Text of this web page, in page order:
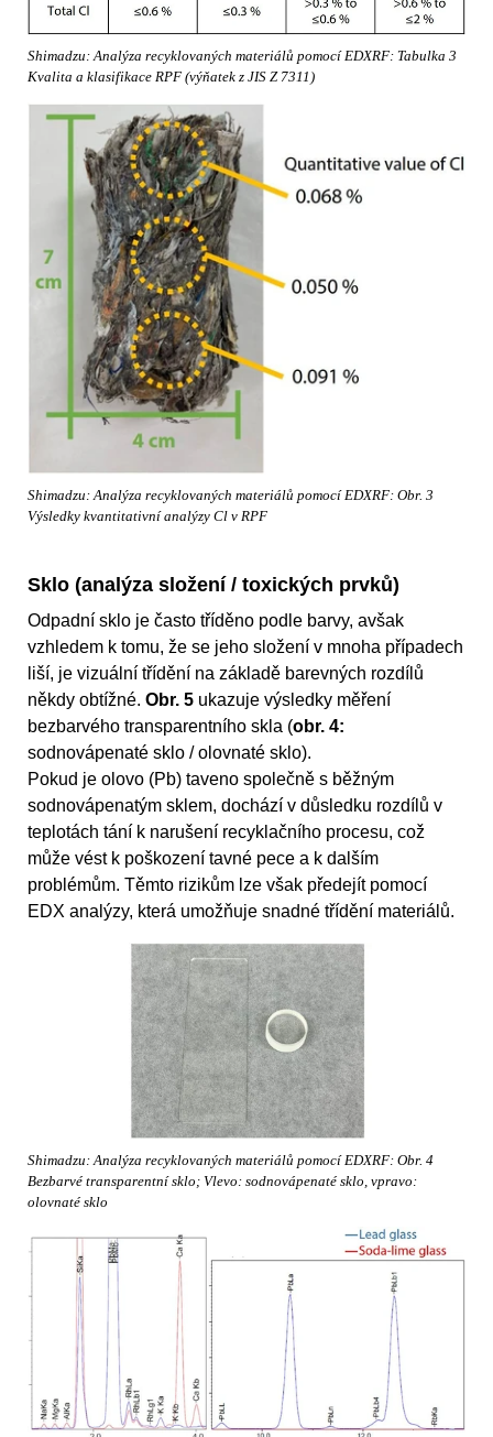
Shimadzu: Analýza recyklovaných materiálů pomocí EDXRF: Tabulka 3
Kvalita a klasifikace RPF (výňatek z JIS Z 7311)
Shimadzu: Analýza recyklovaných materiálů pomocí EDXRF: Obr. 3
Výsledky kvantitativní analýzy Cl v RPF
Sklo (analýza složení / toxických prvků)
Odpadní sklo je často tříděno podle barvy, avšak
vzhledem k tomu, že se jeho složení v mnoha případech
liší, je vizuální třídění na základě barevných rozdílů
někdy obtížné. Obr. 5 ukazuje výsledky měření
bezbarvého transparentního skla (obr. 4:
sodnovápenaté sklo / olovnaté sklo).
Pokud je olovo (Pb) taveno společně s běžným
sodnovápenatým sklem, dochází v důsledku rozdílů v
teplotách tání k narušení recyklačního procesu, což
může vést k poškození tavné pece a k dalším
problémům. Těmto rizikům lze však předejít pomocí
EDX analýzy, která umožňuje snadné třídění materiálů.
Shimadzu: Analýza recyklovaných materiálů pomocí EDXRF: Obr. 4
Bezbarvé transparentní sklo; Vlevo: sodnovápenaté sklo, vpravo:
olovnaté sklo